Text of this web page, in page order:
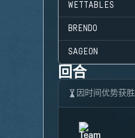
WETTABLES
BRENDO
SAGEON
回合
因时间优势获胜